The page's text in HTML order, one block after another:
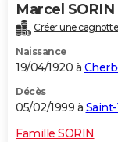
Marcel SORIN
Créer une
Naissance
19/04/1920 à
Décès
05/02/1999 à
Famille SORIN